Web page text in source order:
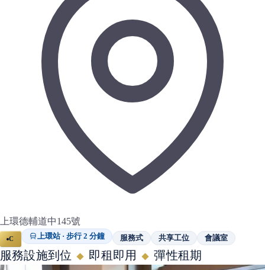
上環德輔道中145號
C 上環站 · 步行 2 分鐘 服務式 共享工位 會議室
服務設施到位 ◆ 即租即用 ◆ 彈性租期